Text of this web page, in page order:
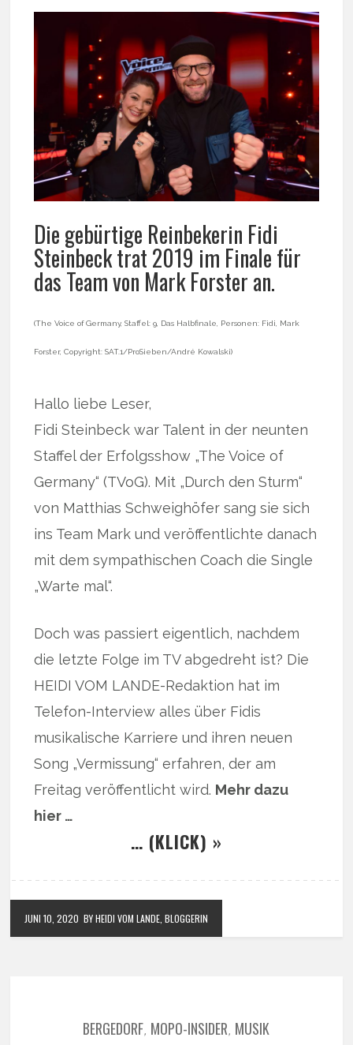
Die gebürtige Reinbekerin Fidi
Steinbeck trat 2019 im Finale für
das Team von Mark Forster an.
(The Voice of Germany, Staffel: 9, Das Halbfinale, Personen: Fidi, Mark
Forster, Copyright: SAT.1/ProSieben/André Kowalski)
Hallo liebe Leser,
Fidi Steinbeck war Talent in der neunten
Staffel der Erfolgsshow „The Voice of
Germany“ (TVoG). Mit „Durch den Sturm“
von Matthias Schweighöfer sang sie sich
ins Team Mark und veröffentlichte danach
mit dem sympathischen Coach die Single
„Warte mal“.
Doch was passiert eigentlich, nachdem
die letzte Folge im TV abgedreht ist? Die
HEIDI VOM LANDE-Redaktion hat im
Telefon-Interview alles über Fidis
musikalische Karriere und ihren neuen
Song „Vermissung“ erfahren, der am
Freitag veröffentlicht wird. Mehr dazu
hier …
… (KLICK) »
JUNI 10, 2020 BY HEIDI VOM LANDE, BLOGGERIN
BERGEDORF, MOPO-INSIDER, MUSIK